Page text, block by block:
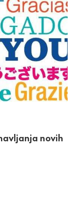
novih